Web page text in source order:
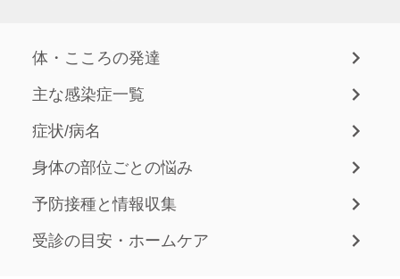
体・こころの発達
主な感染症一覧
症状/病名
身体の部位ごとの悩み
予防接種と情報収集
受診の目安・ホームケア